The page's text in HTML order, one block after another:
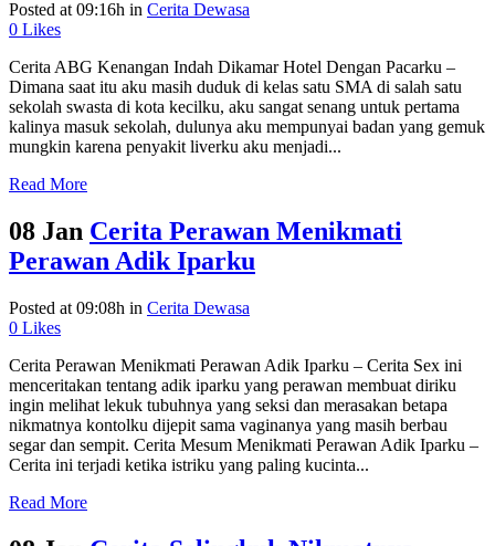
Posted at 09:16h in Cerita Dewasa
0 Likes
Cerita ABG Kenangan Indah Dikamar Hotel Dengan Pacarku –
Dimana saat itu aku masih duduk di kelas satu SMA di salah satu
sekolah swasta di kota kecilku, aku sangat senang untuk pertama
kalinya masuk sekolah, dulunya aku mempunyai badan yang gemuk
mungkin karena penyakit liverku aku menjadi...
Read More
08 Jan Cerita Perawan Menikmati
Perawan Adik Iparku
Posted at 09:08h in Cerita Dewasa
0 Likes
Cerita Perawan Menikmati Perawan Adik Iparku – Cerita Sex ini
menceritakan tentang adik iparku yang perawan membuat diriku
ingin melihat lekuk tubuhnya yang seksi dan merasakan betapa
nikmatnya kontolku dijepit sama vaginanya yang masih berbau
segar dan sempit. Cerita Mesum Menikmati Perawan Adik Iparku –
Cerita ini terjadi ketika istriku yang paling kucinta...
Read More